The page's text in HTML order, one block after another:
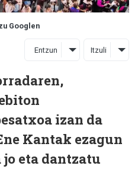
Googlen
Entzun Itzuli
izan da
Kantak ezagun
eta dantzatu